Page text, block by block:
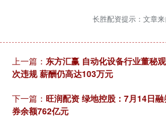
长胜配资提示：文章来
上一篇： 东方汇赢 自动化设备行业董秘
次违规 薪酬仍高达103万元
下一篇： 旺润配资 绿地控股：7月14日
券余额762亿元